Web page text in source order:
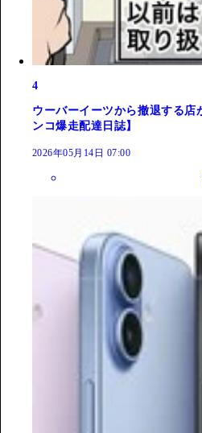
4
ウーバーイーツから撤退する店
ンコ爆走配達日誌】
2026年05月14日 07:00